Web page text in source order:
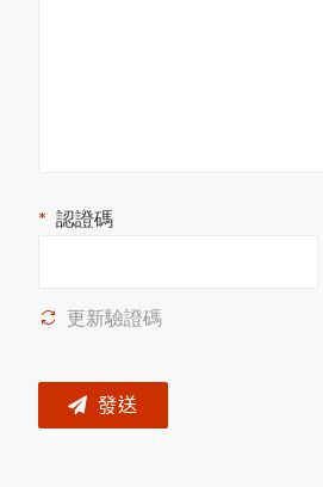
P
o
s
iT
e
c
r U
T
G
超
音
波
測
厚
儀
新
3
種
探
P
o
s
iT
e
o
r
S
H
D
電
子
式
橡
膠
硬
度
P
o
s
iT
e
c
t
o
r
6
0
0
0
F
J
S
厚
膜
膜
厚
計
專
用
測
頭
P
o
s
iT
e
c
t
o
r
S
P
G
O
S
金
屬
圓
管
噴
砂
粗
度
計
認證碼
更新驗證碼
發送